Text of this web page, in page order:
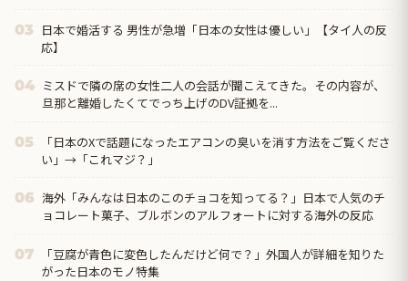
03
日本で婚活する 男性が急増「日本の女性は優しい」【タイ人の反
応】
04 ミスドで隣の席の女性二人の会話が聞こえてきた。その内容が、
旦那と離婚したくてでっち上げのDV証拠を...
05
「日本のXで話題になったエアコンの臭いを消す方法をご覧くださ
い」→「これマジ？」
06 海外「みんなは日本のこのチョコを知ってる？」日本で人気のチ
ョコレート菓子、ブルボンのアルフォートに対する海外の反応
07
「豆腐が青色に変色したんだけど何で？」外国人が詳細を知りた
がった日本のモノ特集